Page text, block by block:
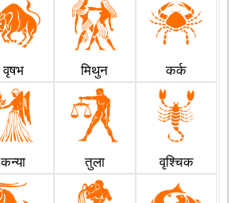
वृषभ मिथुन कर्क
कन्या तुला वृश्चिक